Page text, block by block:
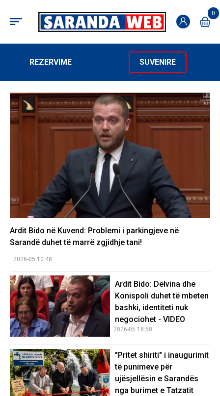
0
REZERVIME SUVENIRE
Ardit Bido në Kuvend: Problemi i parkingjeve në
Sarandë duhet të marrë zgjidhje tani!
2026-05 10:48
Ardit Bido: Delvina dhe
Konispoli duhet të mbeten
bashki, identiteti nuk
negociohet - VIDEO
2026-05 18:58
"Pritet shiriti" i inaugurimit
të punimeve për
ujësjellësin e Sarandës
nga burimet e Tatzatit